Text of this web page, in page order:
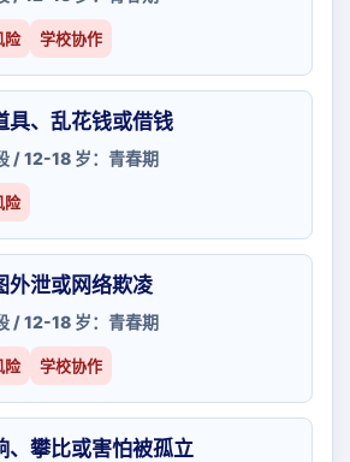
险 学校协作
具、乱花钱或借钱
/ 12-18 岁：青春期
险
外泄或网络欺凌
/ 12-18 岁：青春期
险 学校协作
、攀比或害怕被孤立